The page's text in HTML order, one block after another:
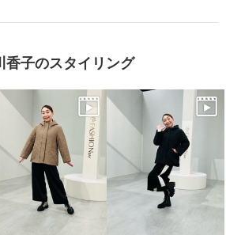
香子のスタイリング